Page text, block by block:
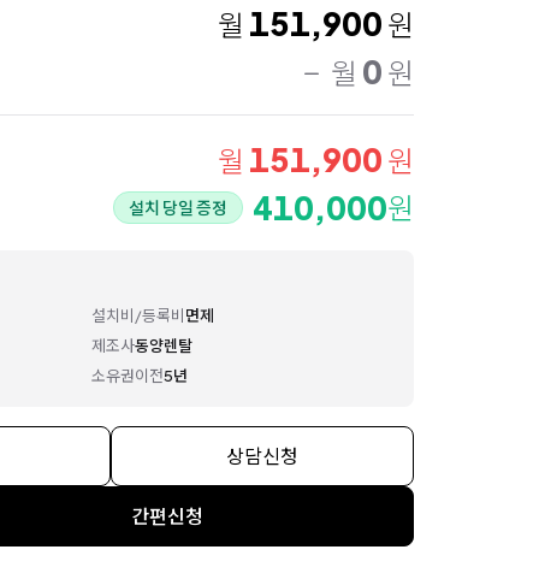
월 151,900 원
월 0 원
월 151,900 원
설치 당일 증정 410,000원
설치비/등록비면제
제조사동양렌탈
소유권이전5년
상담신청
간편신청